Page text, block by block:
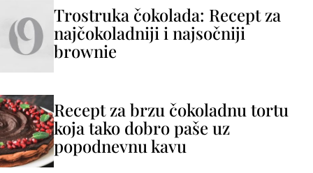
Trostruka čokolada: Recept za
najčokoladniji i najsočniji
brownie
Recept za brzu čokoladnu tortu
koja tako dobro paše uz
popodnevnu kavu